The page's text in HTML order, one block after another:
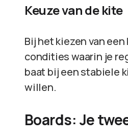
Keuze van de kite
Bij het kiezen van
condities waarin je
baat bij een stabiele
willen.
Boards: Je